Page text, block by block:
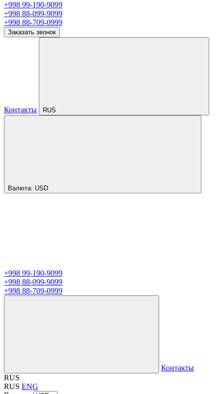
+998 99-190-9099
+998 88-099-9099
+998 88-709-0999
Заказать звонок
Контакты RUS
Валюта: USD
+998 99-190-9099
+998 88-099-9099
+998 88-709-0999
Контакты
RUS
RUS ENG